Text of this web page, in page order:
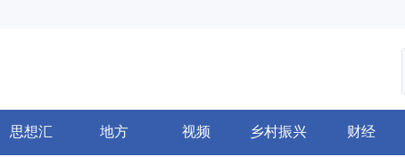
思想汇 地方 视频 乡村振兴 财经